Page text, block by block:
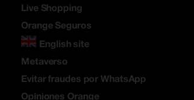
Live Shopping
Orange Seguros
English site
Metaverso
Evitar fraudes por WhatsApp
Opiniones Orange